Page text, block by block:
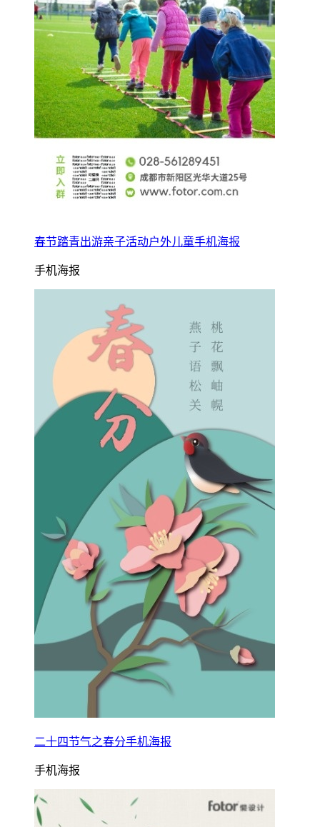
春节踏青出游亲子活动户外儿童手机海报
手机海报
二十四节气之春分手机海报
手机海报